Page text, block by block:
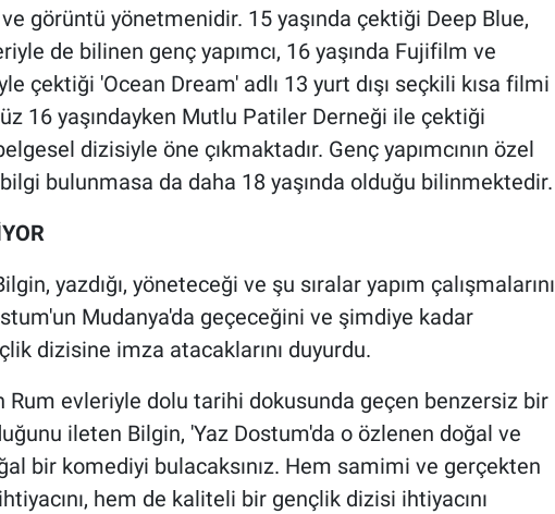
ve görüntü yönetmenidir. 15 yaşında çektiği Deep Blue,
de bilinen genç yapımcı, 16 yaşında Fujifilm ve
çektiği 'Ocean Dream' adlı 13 yurt dışı seçkili kısa filmi
16 yaşındayken Mutlu Patiler Derneği ile çektiği
dizisiyle öne çıkmaktadır. Genç yapımcının özel
bulunmasa da daha 18 yaşında olduğu bilinmektedir.
yazdığı, yöneteceği ve şu sıralar yapım çalışmalarını
Mudanya'da geçeceğini ve şimdiye kadar
dizisine imza atacaklarını duyurdu.
Rum evleriyle dolu tarihi dokusunda geçen benzersiz bir
ileten Bilgin, 'Yaz Dostum'da o özlenen doğal ve
bir komediyi bulacaksınız. Hem samimi ve gerçekten
hem de kaliteli bir gençlik dizisi ihtiyacını